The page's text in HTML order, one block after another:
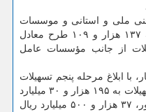
ملی و استانی و موسسات
عامل نشان داده است که تابحال به ۱۳۷ هزار و ۱۰۹ طرح معادل
ریال تسهیلات از جانب مؤسسات عامل
با ابلاغ مرحله پنجم تسهیلات
اشتغال روستایی و عشایری، رقم تسهیلات به ۱۹۵ هزار و ۳۰ میلیارد
ریال رسیده است. از کل اعتبار مذکور، ۳۷ هزار و ۵۰۰ میلیارد ریال